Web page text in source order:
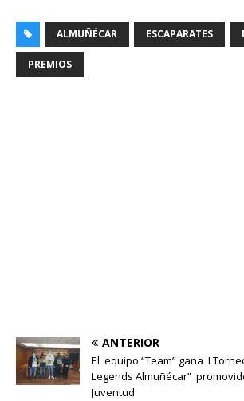
ALMUÑÉCAR ESCAPARATES
PREMIOS
ANTERIOR
El equipo “Team” gana I
Legends Almuñécar”
Juventud